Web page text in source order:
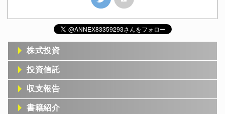
株式投資
投資信託
収支報告
書籍紹介